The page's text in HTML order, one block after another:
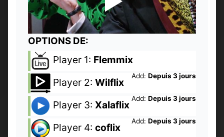
OPTIONS DE:
Player 1: Flemmix
Add: Depuis 3 jours
Player 2: Wilflix
Add: Depuis 3 jours
Player 3: Xalaflix
Add: Depuis 3 jours
Player 4: coflix